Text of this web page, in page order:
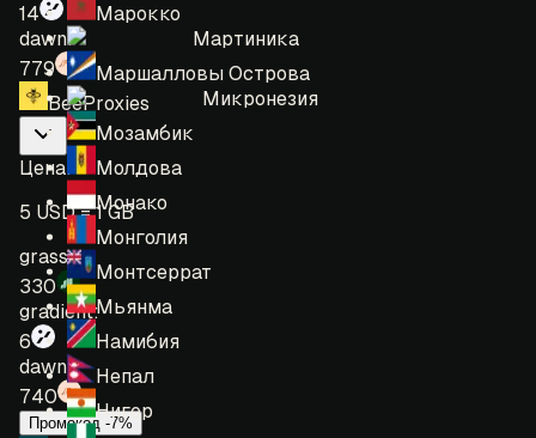
Марокко
Мартиника
Маршалловы Острова
Микронезия
Мозамбик
Молдова
Монако
Монголия
Монтсеррат
Мьянма
Намибия
Непал
Нигер
14
dawn:
779
BeeProxies
Цена:
5 USD = 1 GB
grass:
330
gradient:
6
dawn:
740
Промокод -7%